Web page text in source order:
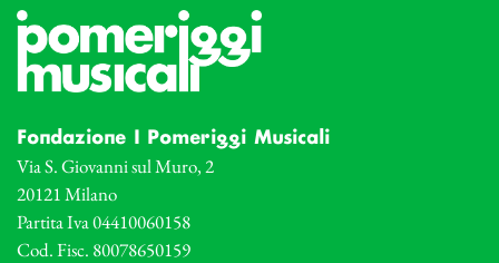
Fondazione I Pomeriggi Musicali
Via S. Giovanni sul Muro, 2
20121 Milano
Partita Iva 04410060158
Cod. Fisc. 80078650159